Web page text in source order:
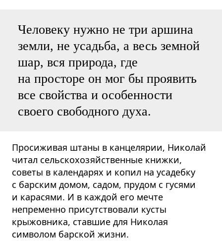
Человеку нужно не три аршина
земли, не усадьба, а весь земной
шар, вся природа, где
на просторе он мог бы проявить
все свойства и особенности
своего свободного духа.
Просиживая штаны в канцелярии, Николай
читал сельскохозяйственные книжки,
советы в календарях и копил на усадебку
с барским домом, садом, прудом с гусями
и карасями. И в каждой его мечте
непременно присутствовали кусты
крыжовника, ставшие для Николая
символом барской жизни.